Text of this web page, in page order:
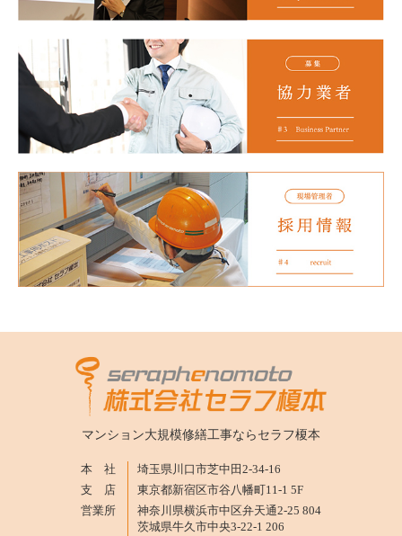
マンション大規模修繕工事ならセラフ榎本
本 社
埼玉県川口市芝中田2-34-16
支 店
東京都新宿区市谷八幡町11-1 5F
営業所
神奈川県横浜市中区弁天通2-25 804
茨城県牛久市中央3-22-1 206